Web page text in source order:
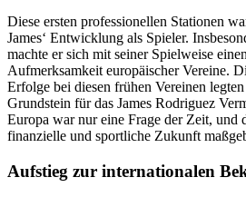
Diese ersten professionellen Stationen
James‘ Entwicklung als Spieler.
machte er sich mit seiner Spielweise
Aufmerksamkeit europäischer Vereine.
Erfolge bei diesen frühen Vereinen
Grundstein für das James Rodriguez
Europa war nur eine Frage der Zeit, und
finanzielle und sportliche Zukunft
Aufstieg zur internationalen